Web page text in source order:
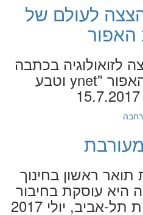
לעולם של
האפור
לזואולוגיה בכתבה
העוסקת בעורב האפור "ynet וטבע
תואר ראשון בחינוך
היא עוסקת בחיבור
אביב, יולי 2017